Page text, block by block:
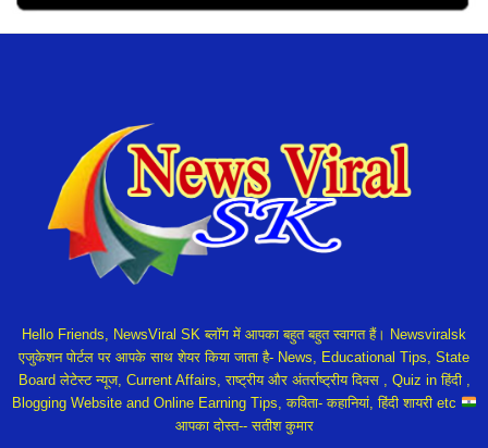
Hello Friends, NewsViral SK ब्लॉग में आपका बहुत बहुत स्वागत हैं। Newsviralsk
एजुकेशन पोर्टल पर आपके साथ शेयर किया जाता है- News, Educational Tips, State
Board लेटेस्ट न्यूज, Current Affairs, राष्ट्रीय और अंतर्राष्ट्रीय दिवस , Quiz in हिंदी ,
Blogging Website and Online Earning Tips, कविता- कहानियां, हिंदी शायरी etc
आपका दोस्त-- सतीश कुमार